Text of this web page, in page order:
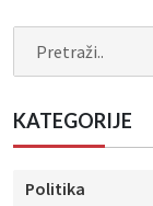
KATEGORIJE
Politika